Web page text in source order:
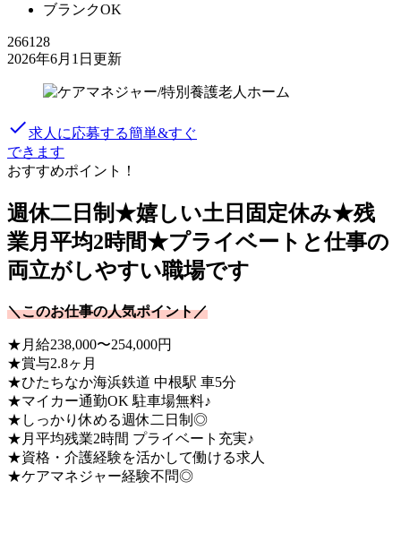
ブランクOK
266128
2026年6月1日更新
done求人に応募する簡単&すぐ
できます
おすすめポイント！
週休二日制★嬉しい土日固定休み★残
業月平均2時間★プライベートと仕事の
両立がしやすい職場です
＼このお仕事の人気ポイント／
★月給238,000〜254,000円
★賞与2.8ヶ月
★ひたちなか海浜鉄道 中根駅 車5分
★マイカー通勤OK 駐車場無料♪
★しっかり休める週休二日制◎
★月平均残業2時間 プライベート充実♪
★資格・介護経験を活かして働ける求人
★ケアマネジャー経験不問◎